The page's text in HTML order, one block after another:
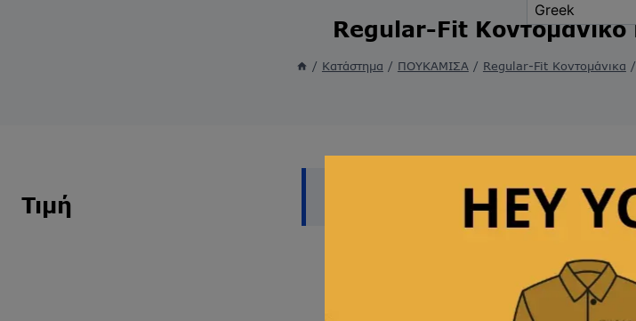
Regular-Fit
/ Κατάστημα / ΠΟΥΚΑΜΙΣΑ / Regular-Fit Κοντομάνικα /
Δεν βρέθηκε κανένα προϊόν που να
Τιμή